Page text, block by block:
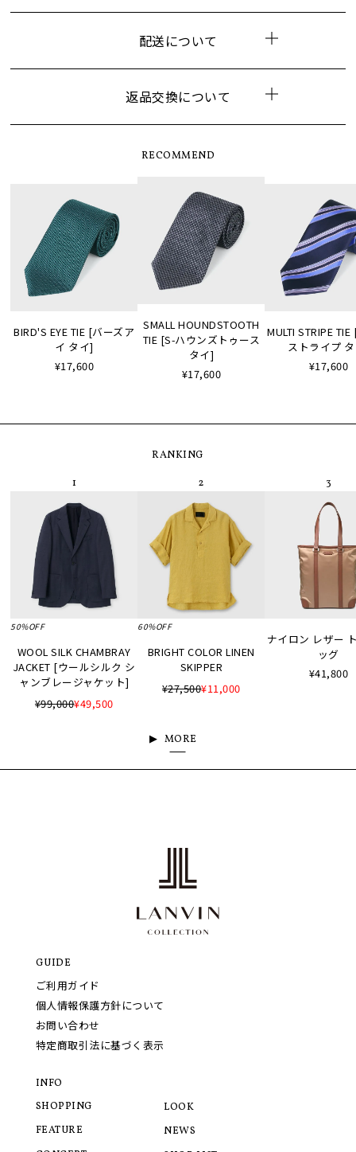
配送について
返品交換について
RECOMMEND
BIRD'S EYE TIE [バーズア
イ タイ]
¥17,600
SMALL HOUNDSTOOTH
TIE [S-ハウンズトゥース
タイ]
¥17,600
MULTI STRIPE
ストライプ
¥17,600
RANKING
50%OFF
WOOL SILK CHAMBRAY
JACKET [ウールシルク シ
ャンブレージャケット]
¥99,000¥49,500
60%OFF
BRIGHT COLOR LINEN
SKIPPER
¥27,500¥11,000
ナイロン レザー
ッグ
¥41,800
MORE
GUIDE
ご利用ガイド
個人情報保護方針について
お問い合わせ
特定商取引法に基づく表示
INFO
SHOPPING
FEATURE
LOOK
NEWS